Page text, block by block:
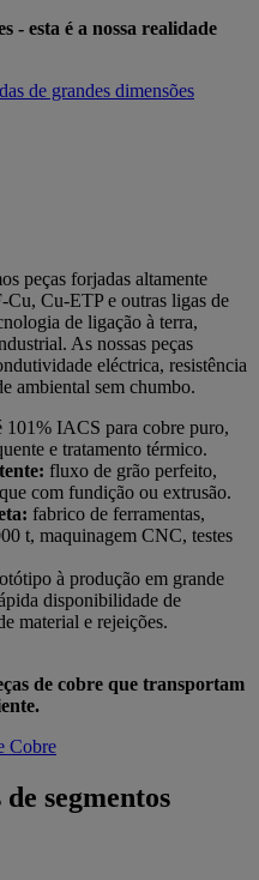
- esta é a nossa realidade
de grandes dimensões
peças forjadas altamente
Cu, Cu-ETP e outras ligas de
de ligação à terra,
As nossas peças
eléctrica, resistência
ambiental sem chumbo.
101% IACS para cobre puro,
e tratamento térmico.
fluxo de grão perfeito,
com fundição ou extrusão.
fabrico de ferramentas,
t, maquinagem CNC, testes
à produção em grande
disponibilidade de
material e rejeições.
de cobre que transportam
Cobre
segmentos